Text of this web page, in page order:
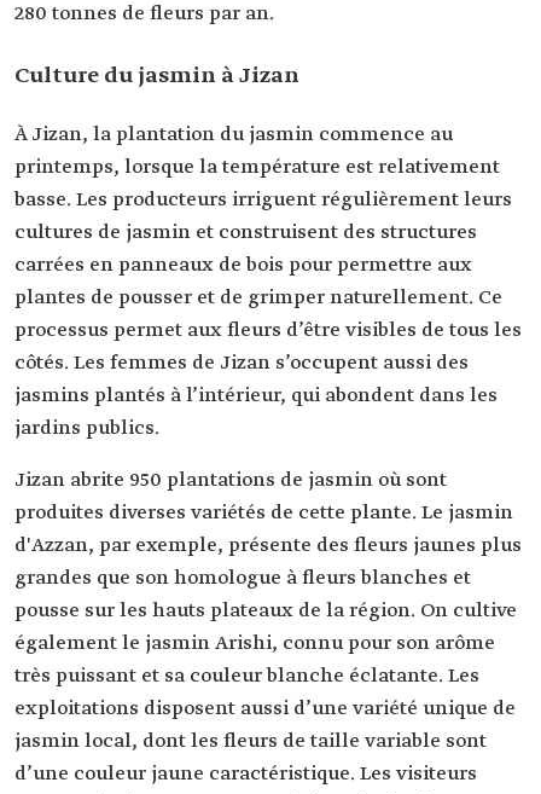
280 tonnes de fleurs par an.
Culture du jasmin à Jizan
À Jizan, la plantation du jasmin commence au
printemps, lorsque la température est relativement
basse. Les producteurs irriguent régulièrement leurs
cultures de jasmin et construisent des structures
carrées en panneaux de bois pour permettre aux
plantes de pousser et de grimper naturellement. Ce
processus permet aux fleurs d’être visibles de tous les
côtés. Les femmes de Jizan s’occupent aussi des
jasmins plantés à l’intérieur, qui abondent dans les
jardins publics.
Jizan abrite 950 plantations de jasmin où sont
produites diverses variétés de cette plante. Le jasmin
d'Azzan, par exemple, présente des fleurs jaunes plus
grandes que son homologue à fleurs blanches et
pousse sur les hauts plateaux de la région. On cultive
également le jasmin Arishi, connu pour son arôme
très puissant et sa couleur blanche éclatante. Les
exploitations disposent aussi d’une variété unique de
jasmin local, dont les fleurs de taille variable sont
d’une couleur jaune caractéristique. Les visiteurs